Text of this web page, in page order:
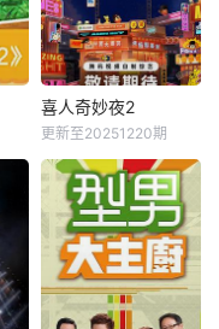
喜人奇妙夜2
更新至20251220期